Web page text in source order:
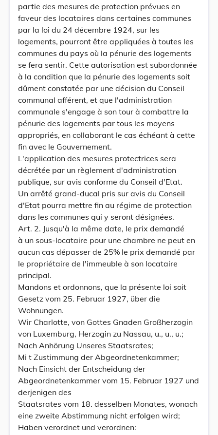
partie des mesures de protection prévues en
faveur des locataires dans certaines communes
par la loi du 24 décembre 1924, sur les
logements, pourront être appliquées à toutes les
communes du pays où la pénurie des logements
se fera sentir. Cette autorisation est subordonnée
à la condition que la pénurie des logements soit
dûment constatée par une décision du Conseil
communal afférent, et que l'administration
communale s'engage à son tour à combattre la
pénurie des logements par tous les moyens
appropriés, en collaborant le cas échéant à cette
fin avec le Gouvernement.
L'application des mesures protectrices sera
décrétée par un règlement d'administration
publique, sur avis conforme du Conseil d'Etat.
Un arrêté grand-ducal pris sur avis du Conseil
d'Etat pourra mettre fin au régime de protection
dans les communes qui y seront désignées.
Art. 2. Jusqu'à la même date, le prix demandé
à un sous-locataire pour une chambre ne peut en
aucun cas dépasser de 25% le prix demandé par
le propriétaire de l'immeuble à son locataire
principal.
Mandons et ordonnons, que la présente loi soit
Gesetz vom 25. Februar 1927, über die
Wohnungen.
Wir Charlotte, von Gottes Gnaden Großherzogin
von Luxemburg, Herzogin zu Nassau, u., u., u.;
Nach Anhörung Unseres Staatsrates;
Mi t Zustimmung der Abgeordnetenkammer;
Nach Einsicht der Entscheidung der
Abgeordnetenkammer vom 15. Februar 1927 und
derjenigen des
Staatsrates vom 18. desselben Monates, wonach
eine zweite Abstimmung nicht erfolgen wird;
Haben verordnet und verordnen: